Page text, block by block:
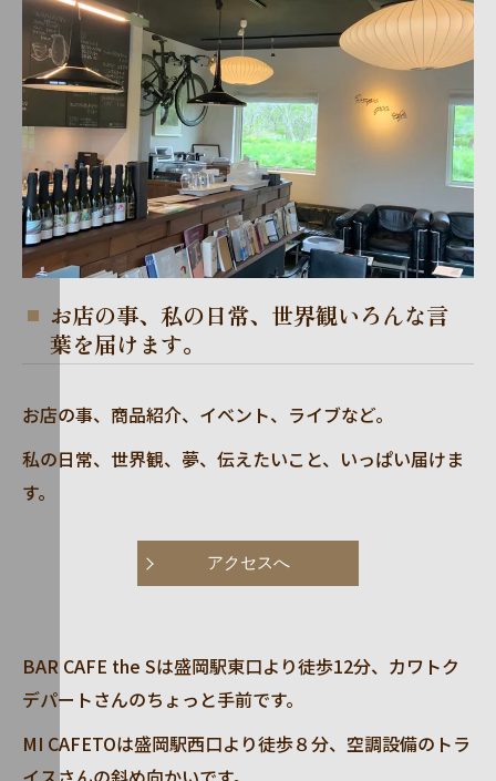
お店の事、私の日常、世界観いろんな言
葉を届けます。
お店の事、商品紹介、イベント、ライブなど。
私の日常、世界観、夢、伝えたいこと、いっぱい届けま
す。
アクセスへ
BAR CAFE the Sは盛岡駅東口より徒歩12分、カワトク
デパートさんのちょっと手前です。
MI CAFETOは盛岡駅西口より徒歩８分、空調設備のトラ